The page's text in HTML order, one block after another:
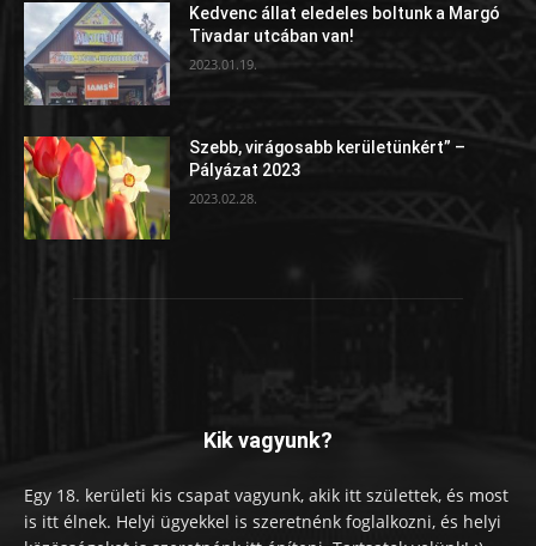
Kedvenc állat eledeles boltunk a Margó
Tivadar utcában van!
2023.01.19.
Szebb, virágosabb kerületünkért” –
Pályázat 2023
2023.02.28.
Kik vagyunk?
Egy 18. kerületi kis csapat vagyunk, akik itt születtek, és most
is itt élnek. Helyi ügyekkel is szeretnénk foglalkozni, és helyi